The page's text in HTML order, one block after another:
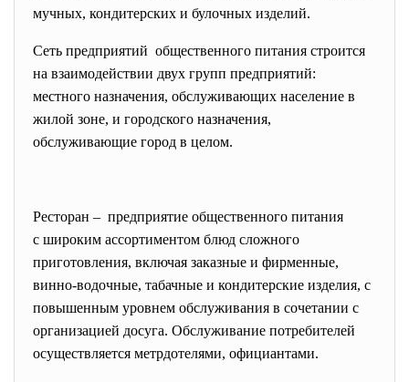
мучных, кондитерских и булочных изделий.
Сеть предприятий общественного питания строится
на взаимодействии двух групп предприятий:
местного назначения, обслуживающих население в
жилой зоне, и городского назначения,
обслуживающие город в целом.
Ресторан – предприятие общественного питания
с широким ассортиментом блюд сложного
приготовления, включая заказные и фирменные,
винно-водочные, табачные и кондитерские изделия, с
повышенным уровнем обслуживания в сочетании с
организацией досуга. Обслуживание потребителей
осуществляется метрдотелями, официантами.